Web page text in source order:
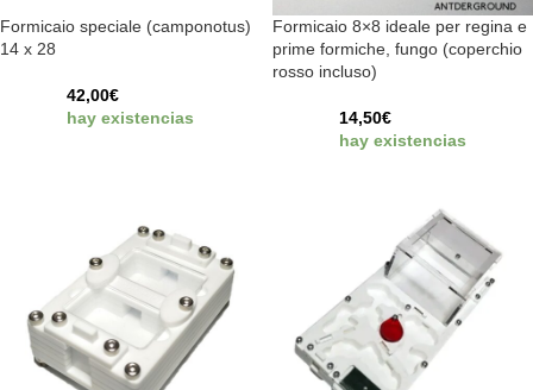
Formicaio speciale (camponotus)
14 x 28
42,00€
hay existencias
Formicaio 8×8 ideale per regina e
prime formiche, fungo (coperchio
rosso incluso)
14,50€
hay existencias